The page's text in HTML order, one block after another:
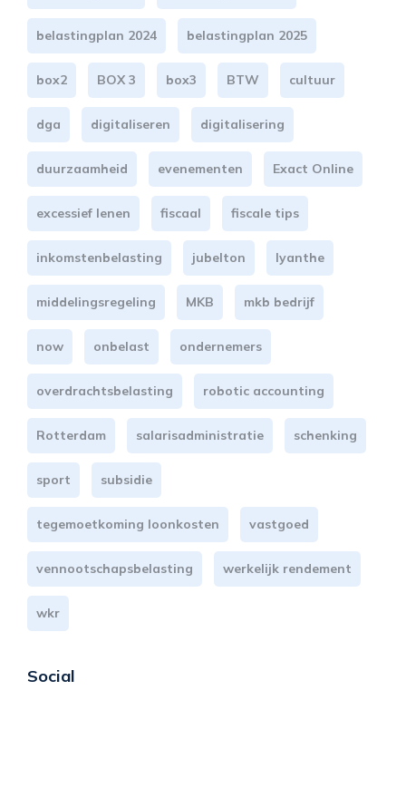
belastingplan 2024 belastingplan 2025
box2 BOX 3 box3 BTW cultuur
dga digitaliseren digitalisering
duurzaamheid evenementen Exact Online
excessief lenen fiscaal fiscale tips
inkomstenbelasting jubelton lyanthe
middelingsregeling MKB mkb bedrijf
now onbelast ondernemers
overdrachtsbelasting robotic accounting
Rotterdam salarisadministratie schenking
sport subsidie
tegemoetkoming loonkosten vastgoed
vennootschapsbelasting werkelijk rendement
wkr
Social